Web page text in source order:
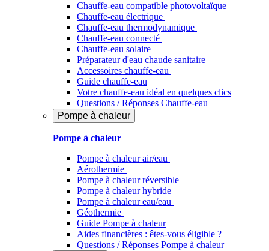
Chauffe-eau compatible photovoltaïque
Chauffe-eau électrique
Chauffe-eau thermodynamique
Chauffe-eau connecté
Chauffe-eau solaire
Préparateur d'eau chaude sanitaire
Accessoires chauffe-eau
Guide chauffe-eau
Votre chauffe-eau idéal en quelques clics
Questions / Réponses Chauffe-eau
Pompe à chaleur
Pompe à chaleur
Pompe à chaleur air/eau
Aérothermie
Pompe à chaleur réversible
Pompe à chaleur hybride
Pompe à chaleur​ eau/eau
Géothermie
Guide Pompe à chaleur
Aides financières : êtes-vous éligible ?
Questions / Réponses Pompe à chaleur